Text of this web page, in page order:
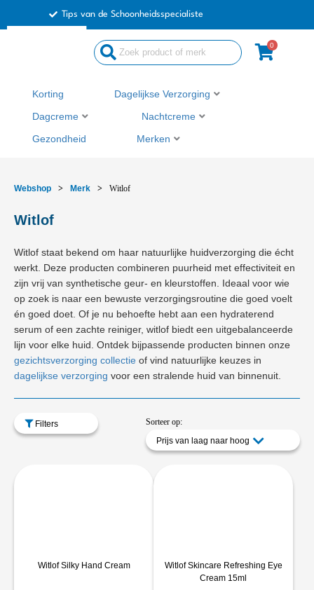
Tips van de Schoonheidsspecialiste
Search
...
0
Korting Dagelijkse Verzorging
Dagcreme Nachtcreme
Gezondheid Merken
Webshop > Merk > Witlof
Witlof
Witlof staat bekend om haar natuurlijke huidverzorging die écht
werkt. Deze producten combineren puurheid met effectiviteit en
zijn vrij van synthetische geur- en kleurstoffen. Ideaal voor wie
op zoek is naar een bewuste verzorgingsroutine die goed voelt
én goed doet. Of je nu behoefte hebt aan een hydraterend
serum of een zachte reiniger, witlof biedt een uitgebalanceerde
lijn voor elke huid. Ontdek bijpassende producten binnen onze
gezichtsverzorging collectie of vind natuurlijke keuzes in
dagelijkse verzorging voor een stralende huid van binnenuit.
Filters
Sorteer op:
Prijs van laag naar hoog
Witlof Silky Hand Cream
Witlof Skincare Refreshing Eye
Cream 15ml